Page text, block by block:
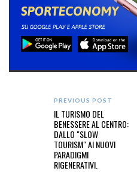
PREVIOUS POST
IL TURISMO DEL
BENESSERE AL CENTRO:
DALLO "SLOW
TOURISM" AI NUOVI
PARADIGMI
RIGENERATIVI.